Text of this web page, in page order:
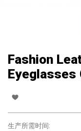
Fashion
Eyeglasses
生产所需时间: